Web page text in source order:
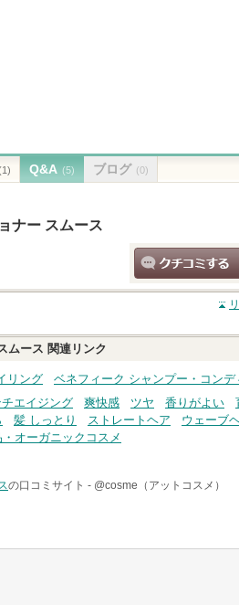
Q&A (5) ブログ (0)
ナー スムース
クチコミす
ムース 関連リンク
リング ベネフィーク シャンプー・コンデ
チエイジング 爽快感 ツヤ 香りがよい
髪 しっとり ストレートヘア ウェーブ
オーガニックコスメ
の口コミサイト - @cosme（アットコスメ）